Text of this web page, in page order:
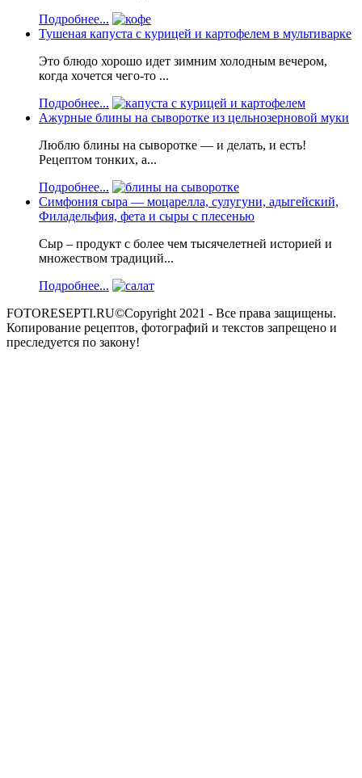
Подробнее...
Тушеная капуста с курицей и картофелем в мультиварке
Это блюдо хорошо идет зимним холодным вечером,
когда хочется чего-то ...
Подробнее...
Ажурные блины на сыворотке из цельнозерновой муки
Люблю блины на сыворотке — и делать, и есть!
Рецептом тонких, а...
Подробнее...
Симфония сыра — моцарелла, сулугуни, адыгейский,
Филадельфия, фета и сыры с плесенью
Сыр – продукт с более чем тысячелетней историей и
множеством традиций...
Подробнее...
FOTORESEPTI.RU©Copyright 2021 - Все права защищены.
Копирование рецептов, фотографий и текстов запрещено и
преследуется по закону!